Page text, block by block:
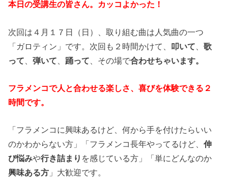
本日の受講生の皆さん。カッコよかった！
次回は４月１７日（日）、取り組む曲は人気曲の一つ
「ガロティン」です。次回も２時間かけて、 叩いて 、歌
って 、弾いて 踊って 、その場で合わせちゃいます。
フラメンコで人と合わせる楽しさ、喜びを体験できる２
時間です。
「フラメンコに興味あるけど、何から手を付けたらいい
のかわからない方」「フラメンコ長年やってるけど、伸
び悩みや行き詰まり を感じている方」「単にどんなのか
興味ある方 」大歓迎です。